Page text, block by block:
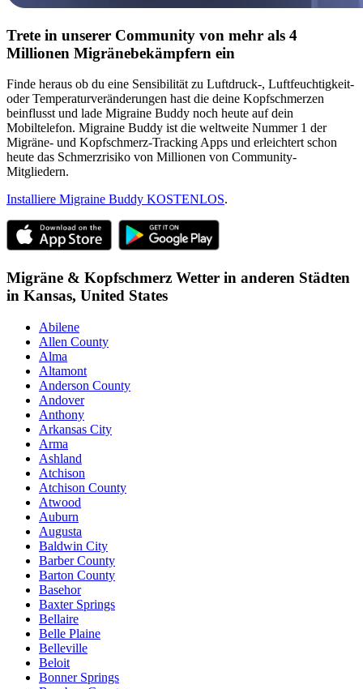
Trete in unserer Community von mehr als 4
Millionen Migränebekämpfern ein
Finde heraus ob du eine Sensibilität zu Luftdruck-, Luftfeuchtigkeit-
oder Temperaturveränderungen hast die deine Kopfschmerzen
beinflusst und lade Migraine Buddy noch heute auf dein
Mobiltelefon. Migraine Buddy ist die weltweite Nummer 1 der
Migräne- und Kopfschmerz-Tracking Apps und erleichtert schon
heute das Schmerzrisiko von Millionen von Community-
Mitgliedern.
Installiere Migraine Buddy KOSTENLOS.
Migräne & Kopfschmerz Wetter in anderen Städten
in Kansas, United States
Abilene
Allen County
Alma
Altamont
Anderson County
Andover
Anthony
Arkansas City
Arma
Ashland
Atchison
Atchison County
Atwood
Auburn
Augusta
Baldwin City
Barber County
Barton County
Basehor
Baxter Springs
Bellaire
Belle Plaine
Belleville
Beloit
Bonner Springs